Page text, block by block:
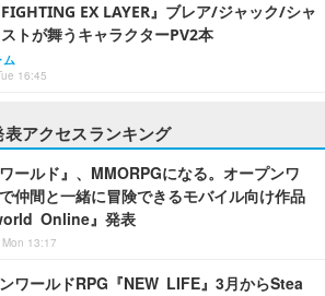
EX LAYER』ブレア/ジャック/シャ
ストが舞うキャラクターPV2本
ム
16:45
表アクセスランキング
ワールド』、MMORPGになる。オープンワ
仲間と一緒に冒険できるモバイル向け作品
Online』発表
13:17
ワールドRPG『NEW LIFE』3月からStea